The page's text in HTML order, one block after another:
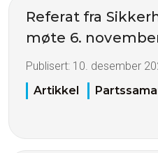
Referat fra
møte 6.
Publisert: 10. desember
Artikkel